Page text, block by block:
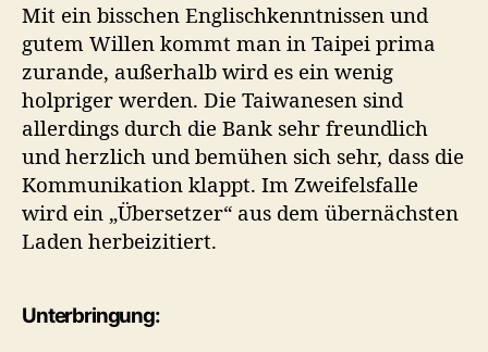
Mit ein bisschen Englischkenntnissen und
gutem Willen kommt man in Taipei prima
zurande, außerhalb wird es ein wenig
holpriger werden. Die Taiwanesen sind
allerdings durch die Bank sehr freundlich
und herzlich und bemühen sich sehr, dass die
Kommunikation klappt. Im Zweifelsfalle
wird ein „Übersetzer“ aus dem übernächsten
Laden herbeizitiert.
Unterbringung: